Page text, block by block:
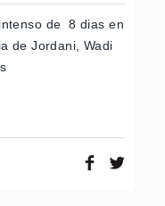
de 8 dias en
de Jordani, Wadi